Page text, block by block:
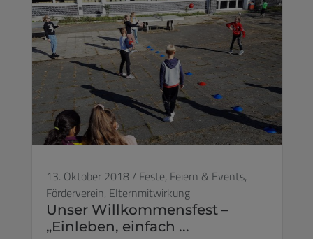
13. Oktober 2018/ Feste, Feiern & Events,
Förderverein, Elternmitwirkung
Unser Willkommensfest –
„Einleben, einfach ...